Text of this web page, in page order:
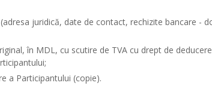
juridică, date de contact, rechizite bancare -
în MDL, cu scutire de TVA cu drept de
a Participantului (copie).